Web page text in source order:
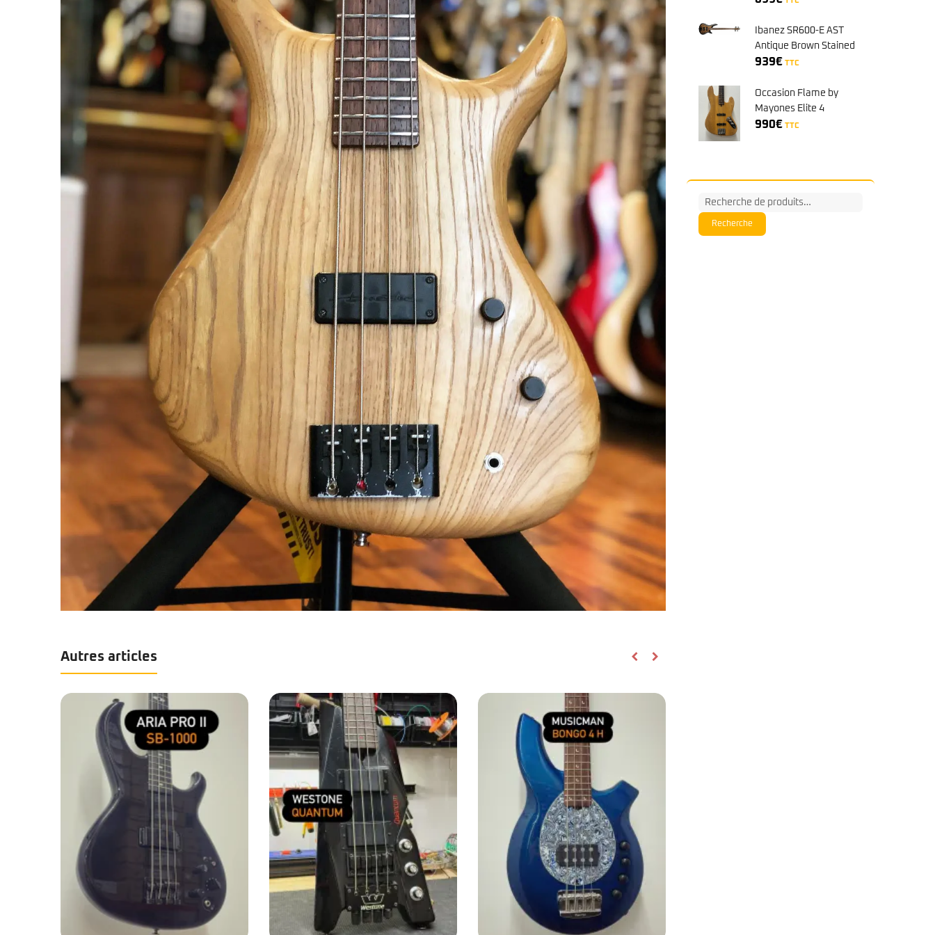
American Pro II
American Pro Classic
American Ultra II
American Vintage II
Artist Series
Vintera III
Nouveau
Player II
Flight
Godin
Contrebasse UB
Kala
Lakland
Marcus Miller Sire
Serie F10
Serie M2
Serie U5
Serie V3
Serie V5
Serie V7
Serie Z3
Serie Z7
Markbass
Marleaux
Classic Vibe Jazz Bass
Classic Vibe Precision
Classic Vibe Jaguar
Classic Vibe Mustang
Classic Vibe Telecaster
Paranormal
Sterling by Music Man
Série Stingray Short Scale
Serie Stingray Ray2 Intro Series
Serie Stingray Ray4/5
Serie Stingray Ray24/25
Serie Stingray Ray34/35
Warwick / Rockbass
Yamaha
Serie BB
Serie TRB
Serie TRBX
Signature
BASSES UKULÉLÉS
Cordoba
Fender
Autres articles
Ibanez SR600-E AST
Antique Brown Stained
Burst
939€ TTC
Occasion Flame by
Mayones Elite 4
990€ TTC
Recherche
pour :
Recherche